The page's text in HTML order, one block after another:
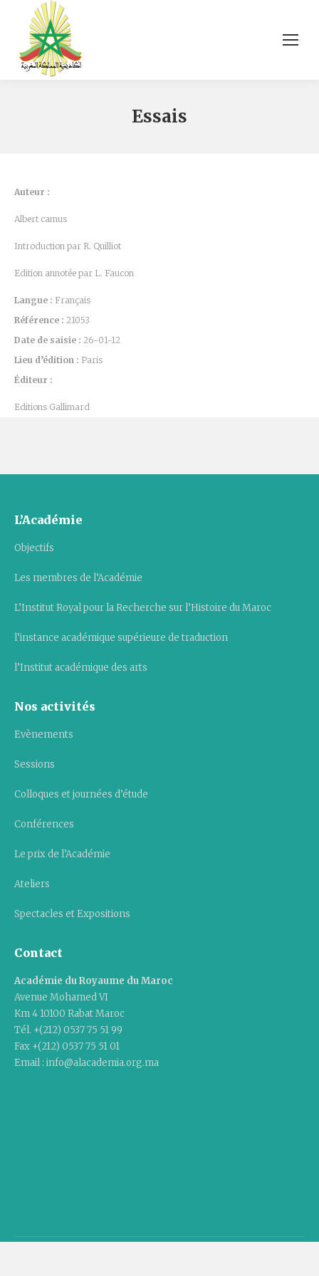
Essais
Auteur :
Albert camus
Introduction par R. Quilliot
Edition annotée par L. Faucon
Langue : Français
Référence : 21053
Date de saisie : 26-01-12
Lieu d’édition : Paris
Éditeur :
Editions Gallimard
L’Académie
Objectifs
Les membres de l’Académie
L’Institut Royal pour la Recherche sur l’Histoire du Maroc
l’instance académique supérieure de traduction
l’Institut académique des arts
Nos activités
Evènements
Sessions
Colloques et journées d’étude
Conférences
Le prix de l’Académie
Ateliers
Spectacles et Expositions
Contact
Académie du Royaume du Maroc
Avenue Mohamed VI
Km 4 10100 Rabat Maroc
Tél. +(212) 0537 75 51 99
Fax +(212) 0537 75 51 01
Email : info@alacademia.org.ma